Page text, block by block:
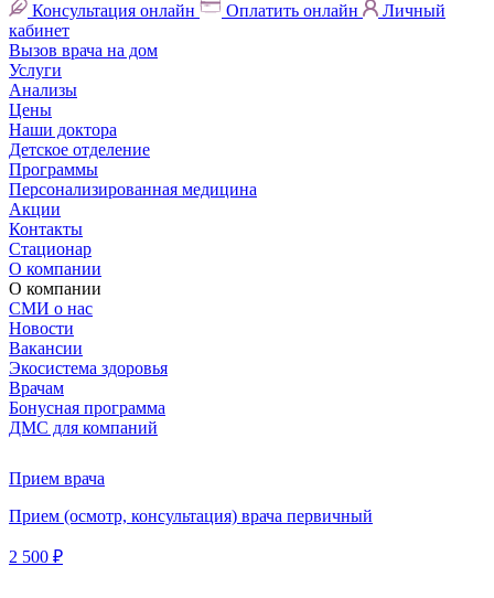
Консультация онлайн Оплатить онлайн
Личный
кабинет
Вызов врача на дом
Услуги
Анализы
Цены
Наши доктора
Детское отделение
Программы
Персонализированная медицина
Акции
Контакты
Стационар
О компании
О компании
СМИ о нас
Новости
Вакансии
Экосистема здоровья
Врачам
Бонусная программа
ДМС для компаний
Прием врача
Прием (осмотр, консультация) врача первичный
2 500 ₽